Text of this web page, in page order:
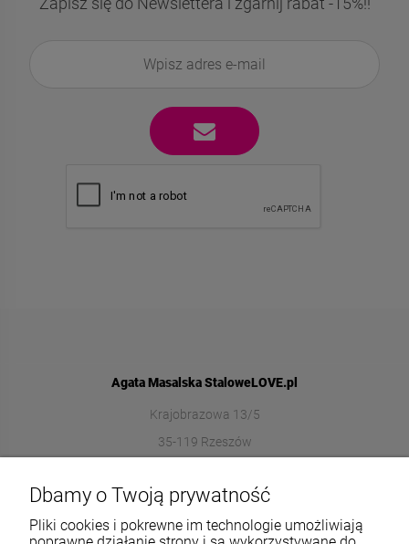
Agata Masalska StaloweLOVE.pl
Krajobrazowa 13/5
35-119 Rzeszów
572989669
Dbamy o Twoją prywatność
Pliki cookies i pokrewne im technologie umożliwiają